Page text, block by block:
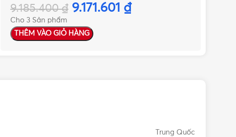
9.185.400₫ 9.171.601 ₫
Cho 3 Sản phẩm
THÊM VÀO GIỎ HÀNG
Trung Quốc